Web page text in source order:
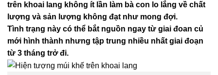
trên khoai lang không ít lần làm bà con lo lắng về chất
lượng và sản lượng không đạt như mong đợi.
Tình trạng này có thể bắt nguồn ngay từ giai đoan củ
mới hình thành nhưng tập trung nhiều nhất giai đoạn
từ 3 tháng trở đi.